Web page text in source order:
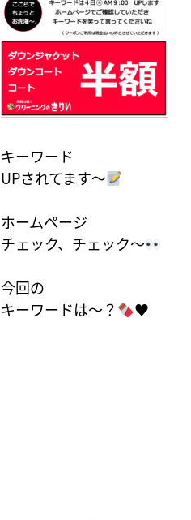
キーワード
UPされてます〜
ホームページ
チェック、チェック〜
今回の
キーワードは〜？
♥️